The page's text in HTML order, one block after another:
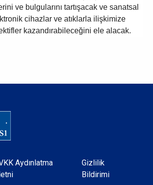
ve bulgularını tartışacak ve sanatsal
cihazlar ve atıklarla ilişkimize
kazandırabileceğini ele alacak.
Aydınlatma
Gizlilik
Bildirimi